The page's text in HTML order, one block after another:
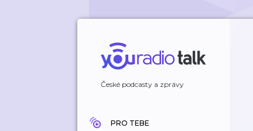
České podcasty a zprávy
PRO TEBE